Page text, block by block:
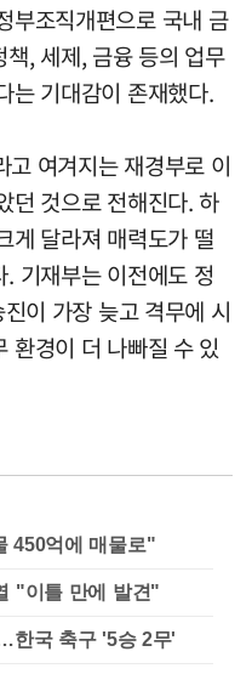
부조직개편으로 국내 금
, 세제, 금융 등의 업무
는 기대감이 존재했다.
여겨지는 재경부로 이
던 것으로 전해진다. 하
게 달라져 매력도가 떨
기재부는 이전에도 정
이 가장 늦고 격무에 시
환경이 더 나빠질 수 있
450억에 매물로"
"이틀 만에 발견"
한국 축구 '5승 2무'